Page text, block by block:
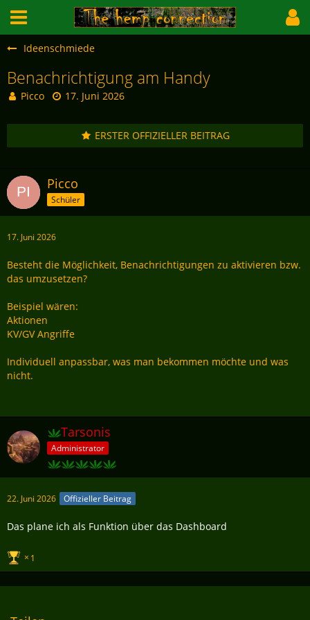
Ideenschmiede
Benachrichtigung am Handy
Picco 17. Juni 2026
ERSTER OFFIZIELLER BEITRAG
Picco
Schüler
17. Juni 2026
Besteht die Möglichkeit, Benachrichtigungen zu aktivieren bzw.
das umzusetzen?
Beispiel wären:
Aktionen
KV/GV Angriffe
Individuell anpassbar, was man bekommen möchte und was
nicht.
Tarsonis
Administrator
22. Juni 2026 Offizieller Beitrag
Das plane ich als Funktion über das Dashboard
1